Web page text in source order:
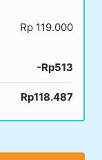
Rp 119.000
-Rp513
Rp118.487